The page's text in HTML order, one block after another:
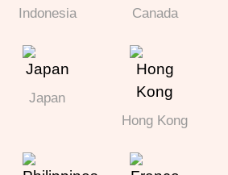
Indonesia Canada
Japan
Hong Kong